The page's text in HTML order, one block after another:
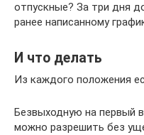
отпускные? За три дня
ранее написанному
И что делать
Из каждого положения
Безвыходную на первый
можно разрешить без